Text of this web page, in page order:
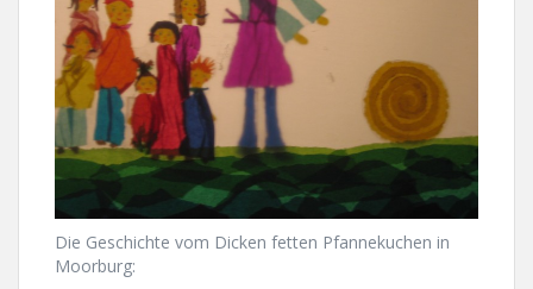
Die Geschichte vom Dicken fetten Pfannekuchen in
Moorburg: